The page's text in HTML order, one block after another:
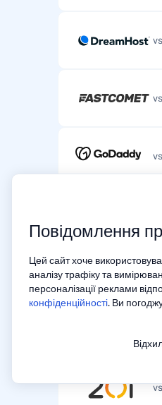
Повідомлення
Цей сайт хоче
аналізу трафіку та
персоналізації реклами
конфіденційності. Ви
vs
vs
vs
vs
vs